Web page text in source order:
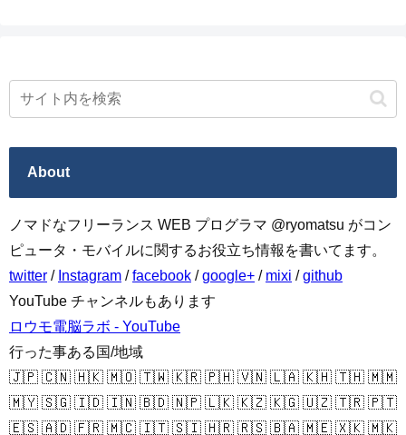
About
ノマドなフリーランス WEB プログラマ @ryomatsu がコン
ピュータ・モバイルに関するお役立ち情報を書いてます。
twitter / Instagram /facebook /google+ / mixi /github
YouTube チャンネルもあります
ロウモ電脳ラボ - YouTube
行った事ある国/地域
🇯🇵 🇨🇳 🇭🇰 🇲🇴 🇹🇼 🇰🇷 🇵🇭 🇻🇳 🇱🇦 🇰🇭 🇹🇭 🇲🇲
🇲🇾 🇸🇬 🇮🇩 🇮🇳 🇧🇩 🇳🇵 🇱🇰 🇰🇿 🇰🇬 🇺🇿 🇹🇷 🇵🇹
🇪🇸 🇦🇩 🇫🇷 🇲🇨 🇮🇹 🇸🇮 🇭🇷 🇷🇸 🇧🇦 🇲🇪 🇽🇰 🇲🇰